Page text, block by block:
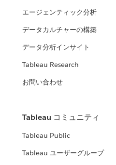
エージェンティック分析
データカルチャーの構築
データ分析インサイト
Tableau Research
お問い合わせ
Tableau コミュニティ
Tableau Public
Tableau ユーザーグループ